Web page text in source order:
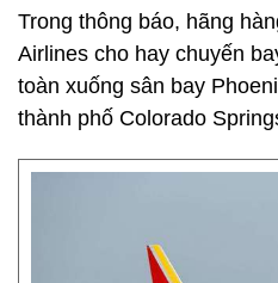
Trong thông báo, hãng
Airlines cho hay chuyến
toàn xuống sân bay
thành phố Colorado